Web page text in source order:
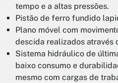
tempo e a altas pressões.
Pistão de ferro fundido
Plano móvel com
descida realizados através
Sistema hidráulico de
baixo consumo e
mesmo com cargas de